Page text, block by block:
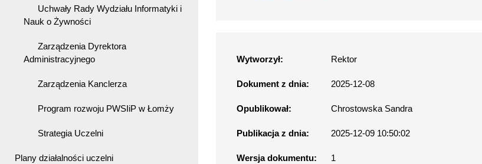
Uchwały Rady Wydziału Informatyki i
Nauk o Żywności
Zarządzenia Dyrektora
Administracyjnego
Zarządzenia Kanclerza
Program rozwoju PWSIiP w Łomży
Strategia Uczelni
Plany działalności uczelni
Wytworzył: Rektor
Dokument z dnia: 2025-12-08
Opublikował: Chrostowska Sandra
Publikacja z dnia: 2025-12-09 10:50:02
Wersja dokumentu: 1